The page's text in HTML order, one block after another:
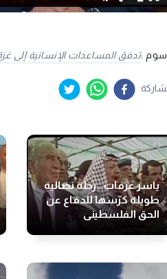
:تدفق المساعدات الإنسانية إلى
ياسر عرفات.. رحلة نضالية
طويلة كرّسها للدفاع عن
الحق الفلسطيني